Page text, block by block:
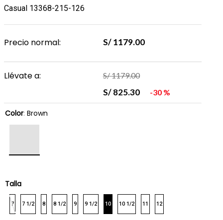
Casual 13368-215-126
Precio normal: S/ 1179.00
Llévate a: S/1179.00
S/ 825.30 30 %
Color: Brown
Talla
7 7 1/2 8 8 1/2 9 9 1/2 10 10 1/2 11 12